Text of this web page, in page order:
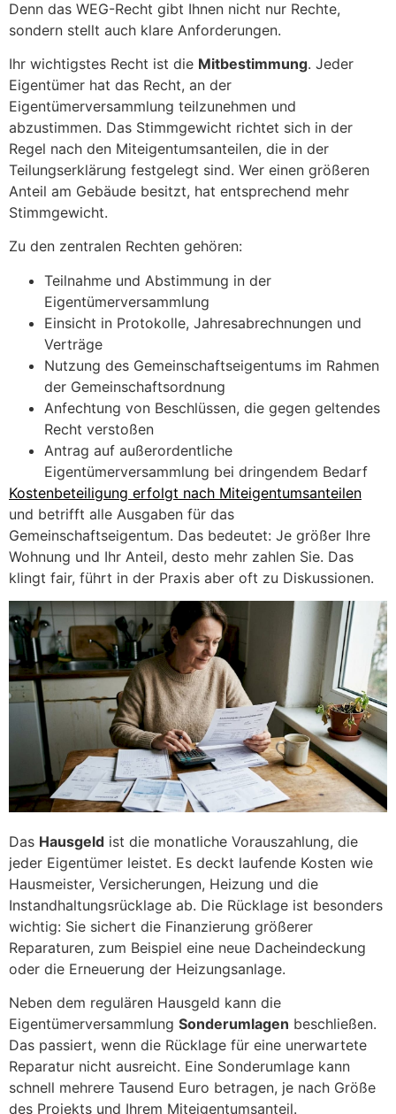
Denn das WEG-Recht gibt Ihnen nicht nur Rechte,
sondern stellt auch klare Anforderungen.
Ihr wichtigstes Recht ist die Mitbestimmung. Jeder
Eigentümer hat das Recht, an der
Eigentümerversammlung teilzunehmen und
abzustimmen. Das Stimmgewicht richtet sich in der
Regel nach den Miteigentumsanteilen, die in der
Teilungserklärung festgelegt sind. Wer einen größeren
Anteil am Gebäude besitzt, hat entsprechend mehr
Stimmgewicht.
Zu den zentralen Rechten gehören:
Teilnahme und Abstimmung in der
Eigentümerversammlung
Einsicht in Protokolle, Jahresabrechnungen und
Verträge
Nutzung des Gemeinschaftseigentums im Rahmen
der Gemeinschaftsordnung
Anfechtung von Beschlüssen, die gegen geltendes
Recht verstoßen
Antrag auf außerordentliche
Eigentümerversammlung bei dringendem Bedarf
Kostenbeteiligung erfolgt nach Miteigentumsanteilen
und betrifft alle Ausgaben für das
Gemeinschaftseigentum. Das bedeutet: Je größer Ihre
Wohnung und Ihr Anteil, desto mehr zahlen Sie. Das
klingt fair, führt in der Praxis aber oft zu Diskussionen.
Das Hausgeld ist die monatliche Vorauszahlung, die
jeder Eigentümer leistet. Es deckt laufende Kosten wie
Hausmeister, Versicherungen, Heizung und die
Instandhaltungsrücklage ab. Die Rücklage ist besonders
wichtig: Sie sichert die Finanzierung größerer
Reparaturen, zum Beispiel eine neue Dacheindeckung
oder die Erneuerung der Heizungsanlage.
Neben dem regulären Hausgeld kann die
Eigentümerversammlung Sonderumlagen beschließen.
Das passiert, wenn die Rücklage für eine unerwartete
Reparatur nicht ausreicht. Eine Sonderumlage kann
schnell mehrere Tausend Euro betragen, je nach Größe
des Projekts und Ihrem Miteigentumsanteil.